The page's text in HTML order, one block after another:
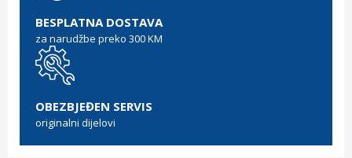
BESPLATNA DOSTAVA
za narudžbe preko 300 KM
OBEZBJEĐEN SERVIS
originalni dijelovi